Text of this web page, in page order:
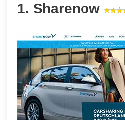
1. Sharenow